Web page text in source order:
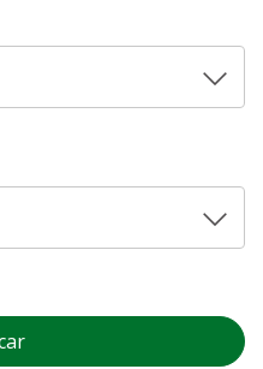
legislativas
na CLDF podem